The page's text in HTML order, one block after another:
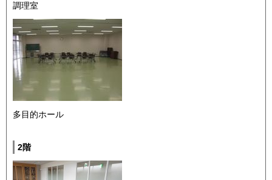
調理室
多目的ホール
2階